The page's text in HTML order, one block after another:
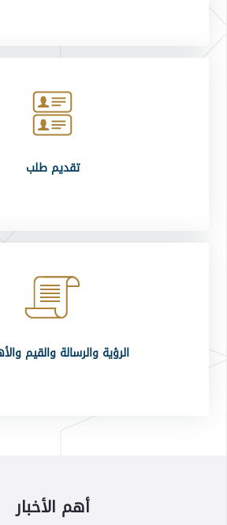
تقديم طلب
الرؤية والرسالة والقيم
أهم الأخبار